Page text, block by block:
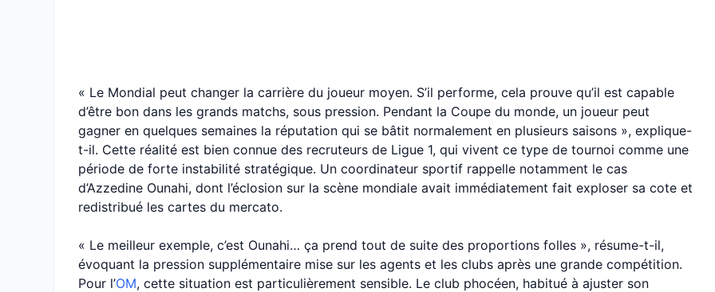
« Le Mondial peut changer la carrière du joueur moyen. S’il performe, cela prouve qu’il est capable
d’être bon dans les grands matchs, sous pression. Pendant la Coupe du monde, un joueur peut
gagner en quelques semaines la réputation qui se bâtit normalement en plusieurs saisons », explique-
t-il. Cette réalité est bien connue des recruteurs de Ligue 1, qui vivent ce type de tournoi comme une
période de forte instabilité stratégique. Un coordinateur sportif rappelle notamment le cas
d’Azzedine Ounahi, dont l’éclosion sur la scène mondiale avait immédiatement fait exploser sa cote et
redistribué les cartes du mercato.
« Le meilleur exemple, c’est Ounahi… ça prend tout de suite des proportions folles », résume-t-il,
évoquant la pression supplémentaire mise sur les agents et les clubs après une grande compétition.
Pour l’OM, cette situation est particulièrement sensible. Le club phocéen, habitué à ajuster son